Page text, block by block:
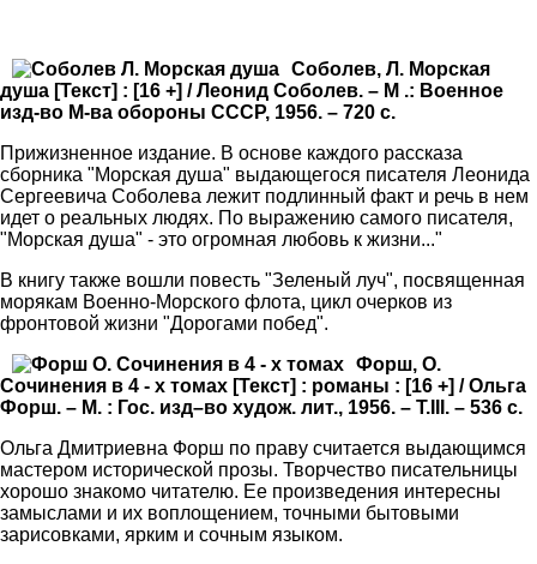
Соболев, Л. Морская
душа [Текст] : [16 +] / Леонид Соболев. – М .: Военное
изд-во М-ва обороны СССР, 1956. – 720 с.
Прижизненное издание. В основе каждого рассказа
сборника "Морская душа" выдающегося писателя Леонида
Сергеевича Соболева лежит подлинный факт и речь в нем
идет о реальных людях. По выражению самого писателя,
"Морская душа" - это огромная любовь к жизни..."
В книгу также вошли повесть "Зеленый луч", посвященная
морякам Военно-Морского флота, цикл очерков из
фронтовой жизни "Дорогами побед".
Форш, О.
Сочинения в 4 - х томах [Текст] : романы : [16 +] / Ольга
Форш. – М. : Гос. изд–во худож. лит., 1956. – Т.III. – 536 с.
Ольга Дмитриевна Форш по праву считается выдающимся
мастером исторической прозы. Творчество писательницы
хорошо знакомо читателю. Ее произведения интересны
замыслами и их воплощением, точными бытовыми
зарисовками, ярким и сочным языком.